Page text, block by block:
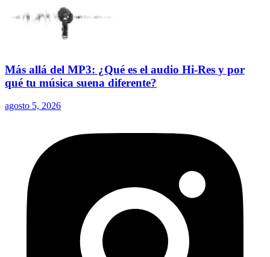
Más allá del MP3: ¿Qué es el audio Hi-Res y por
qué tu música suena diferente?
agosto 5, 2026